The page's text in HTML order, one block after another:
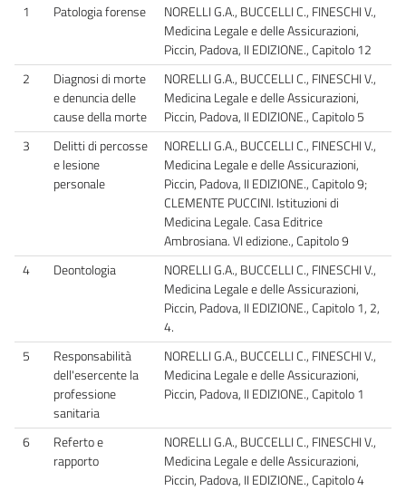
1
Patologia forense
NORELLI G.A., BUCCELLI C., FINESCHI V.,
Medicina Legale e delle Assicurazioni,
Piccin, Padova, II EDIZIONE., Capitolo 12
2
Diagnosi di morte
e denuncia delle
cause della morte
NORELLI G.A., BUCCELLI C., FINESCHI V.,
Medicina Legale e delle Assicurazioni,
Piccin, Padova, II EDIZIONE., Capitolo 5
3
Delitti di percosse
e lesione
personale
NORELLI G.A., BUCCELLI C., FINESCHI V.,
Medicina Legale e delle Assicurazioni,
Piccin, Padova, II EDIZIONE., Capitolo 9;
CLEMENTE PUCCINI. Istituzioni di
Medicina Legale. Casa Editrice
Ambrosiana. VI edizione., Capitolo 9
4
Deontologia
NORELLI G.A., BUCCELLI C., FINESCHI V.,
Medicina Legale e delle Assicurazioni,
Piccin, Padova, II EDIZIONE., Capitolo 1, 2,
4.
5
Responsabilità
dell'esercente la
professione
sanitaria
NORELLI G.A., BUCCELLI C., FINESCHI V.,
Medicina Legale e delle Assicurazioni,
Piccin, Padova, II EDIZIONE., Capitolo 1
6
Referto e
rapporto
NORELLI G.A., BUCCELLI C., FINESCHI V.,
Medicina Legale e delle Assicurazioni,
Piccin, Padova, II EDIZIONE., Capitolo 4